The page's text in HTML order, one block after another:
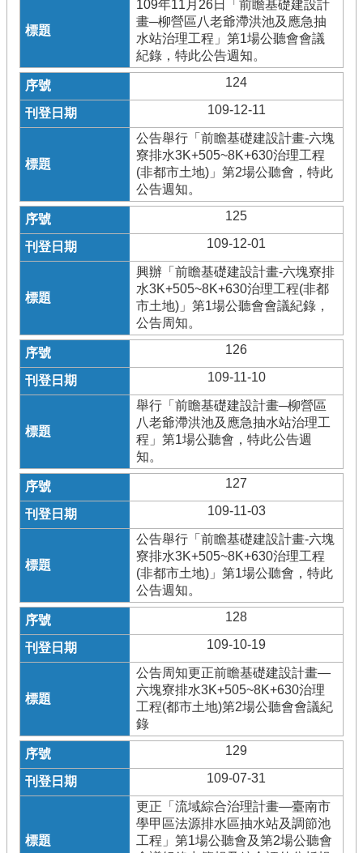
109年11月26日「前瞻基礎建設計
畫─柳營區八老爺滯洪池及應急抽
水站治理工程」第1場公聽會會議
紀錄，特此公告週知。
124
109-12-11
公告舉行「前瞻基礎建設計畫-六塊
寮排水3K+505~8K+630治理工程
(非都市土地)」第2場公聽會，特此
公告週知。
125
109-12-01
興辦「前瞻基礎建設計畫-六塊寮排
水3K+505~8K+630治理工程(非都
市土地)」第1場公聽會會議紀錄，
公告周知。
126
109-11-10
舉行「前瞻基礎建設計畫─柳營區
八老爺滯洪池及應急抽水站治理工
程」第1場公聽會，特此公告週
知。
127
109-11-03
公告舉行「前瞻基礎建設計畫-六塊
寮排水3K+505~8K+630治理工程
(非都市土地)」第1場公聽會，特此
公告週知。
128
109-10-19
公告周知更正前瞻基礎建設計畫—
六塊寮排水3K+505~8K+630治理
工程(都市土地)第2場公聽會會議紀
錄
129
109-07-31
更正「流域綜合治理計畫—臺南市
學甲區法源排水區抽水站及調節池
工程」第1場公聽會及第2場公聽會